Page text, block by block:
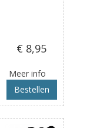
€ 8,95
Meer info
Bestellen